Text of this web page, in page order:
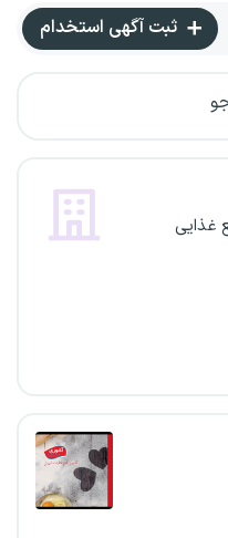
ثبت آگهی استخدام
غذایی